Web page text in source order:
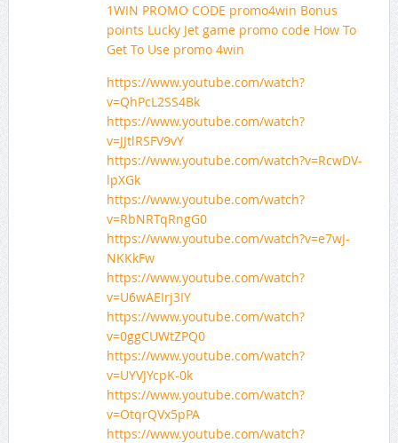
1WIN PROMO CODE promo4win Bonus
points Lucky Jet game promo code How To
Get To Use promo 4win
https://www.youtube.com/watch?
v=QhPcL2SS4Bk
https://www.youtube.com/watch?
v=JJtlRSFV9vY
https://www.youtube.com/watch?v=RcwDV-
lpXGk
https://www.youtube.com/watch?
v=RbNRTqRngG0
https://www.youtube.com/watch?v=e7wJ-
NKKkFw
https://www.youtube.com/watch?
v=U6wAEIrj3IY
https://www.youtube.com/watch?
v=0ggCUWtZPQ0
https://www.youtube.com/watch?
v=UYVJYcpK-0k
https://www.youtube.com/watch?
v=OtqrQVx5pPA
https://www.youtube.com/watch?